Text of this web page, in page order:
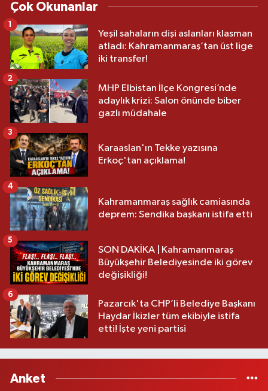
Çok Okunanlar
Yeşil sahaların dişi aslanları klasman
atladı: Kahramanmaraş’tan üst lige
iki transfer!
1
MHP Elbistan İlçe Kongresi’nde
adaylık krizi: Salon önünde biber
gazlı müdahale
2
Karaaslan'ın Tekke yazısına
Erkoç'tan açıklama!
3
Kahramanmaraş sağlık camiasında
deprem: Sendika başkanı istifa etti
4
SON DAKİKA | Kahramanmaraş
Büyükşehir Belediyesinde iki görev
değişikliği!
5
Pazarcık'ta CHP’li Belediye Başkanı
Haydar İkizler tüm ekibiyle istifa
etti! İşte yeni partisi
6
Anket